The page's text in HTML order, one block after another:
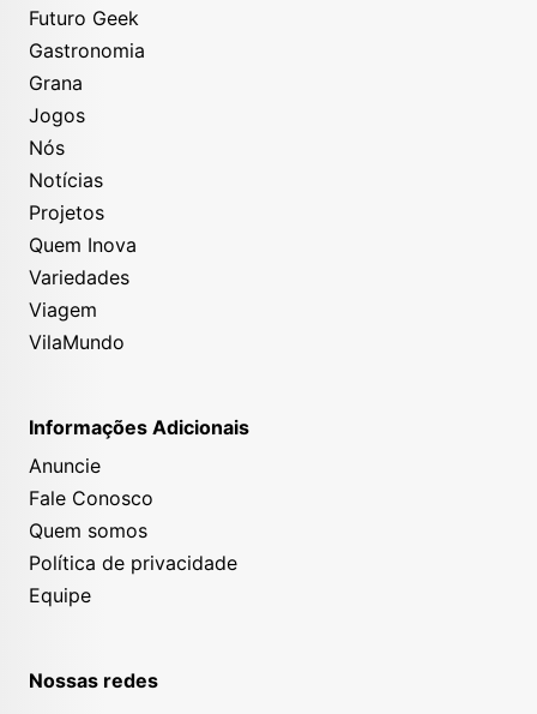
Futuro Geek
Gastronomia
Grana
Jogos
Nós
Notícias
Projetos
Quem Inova
Variedades
Viagem
VilaMundo
Informações Adicionais
Anuncie
Fale Conosco
Quem somos
Política de privacidade
Equipe
Nossas redes